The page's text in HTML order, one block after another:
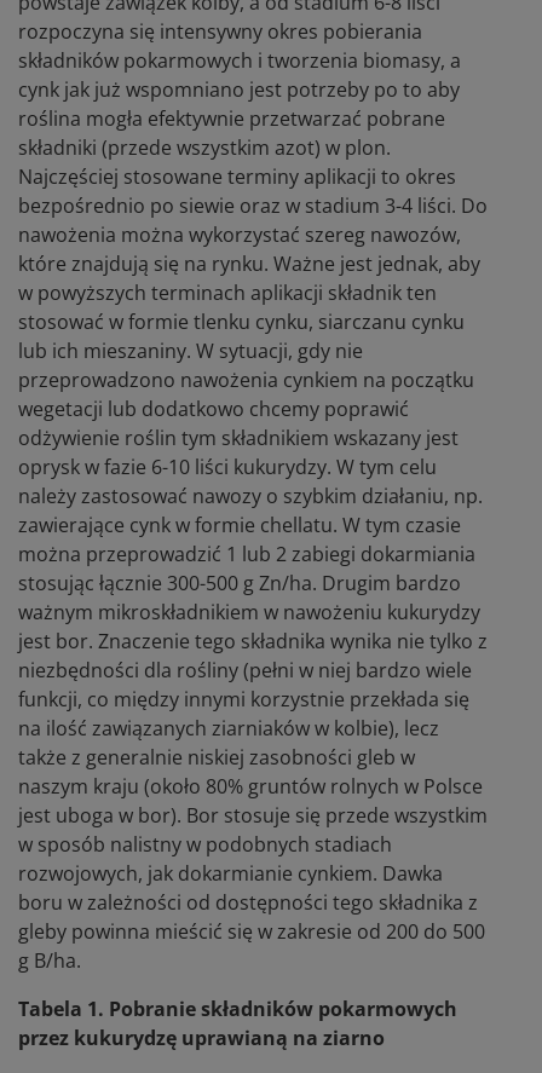
rozpoczyna się intensywny okres pobierania
składników pokarmowych i tworzenia biomasy, a
cynk jak już wspomniano jest potrzeby po to aby
roślina mogła efektywnie przetwarzać pobrane
składniki (przede wszystkim azot) w plon.
Najczęściej stosowane terminy aplikacji to okres
bezpośrednio po siewie oraz w stadium 3-4 liści. Do
nawożenia można wykorzystać szereg nawozów,
które znajdują się na rynku. Ważne jest jednak, aby
w powyższych terminach aplikacji składnik ten
stosować w formie tlenku cynku, siarczanu cynku
lub ich mieszaniny. W sytuacji, gdy nie
przeprowadzono nawożenia cynkiem na początku
wegetacji lub dodatkowo chcemy poprawić
odżywienie roślin tym składnikiem wskazany jest
oprysk w fazie 6-10 liści kukurydzy. W tym celu
należy zastosować nawozy o szybkim działaniu, np.
zawierające cynk w formie chellatu. W tym czasie
można przeprowadzić 1 lub 2 zabiegi dokarmiania
stosując łącznie 300-500 g Zn/ha. Drugim bardzo
ważnym mikroskładnikiem w nawożeniu kukurydzy
jest bor. Znaczenie tego składnika wynika nie tylko z
niezbędności dla rośliny (pełni w niej bardzo wiele
funkcji, co między innymi korzystnie przekłada się
na ilość zawiązanych ziarniaków w kolbie), lecz
także z generalnie niskiej zasobności gleb w
naszym kraju (około 80% gruntów rolnych w Polsce
jest uboga w bor). Bor stosuje się przede wszystkim
w sposób nalistny w podobnych stadiach
rozwojowych, jak dokarmianie cynkiem. Dawka
boru w zależności od dostępności tego składnika z
gleby powinna mieścić się w zakresie od 200 do 500
g B/ha.
Tabela 1. Pobranie składników pokarmowych
przez kukurydzę uprawianą na ziarno